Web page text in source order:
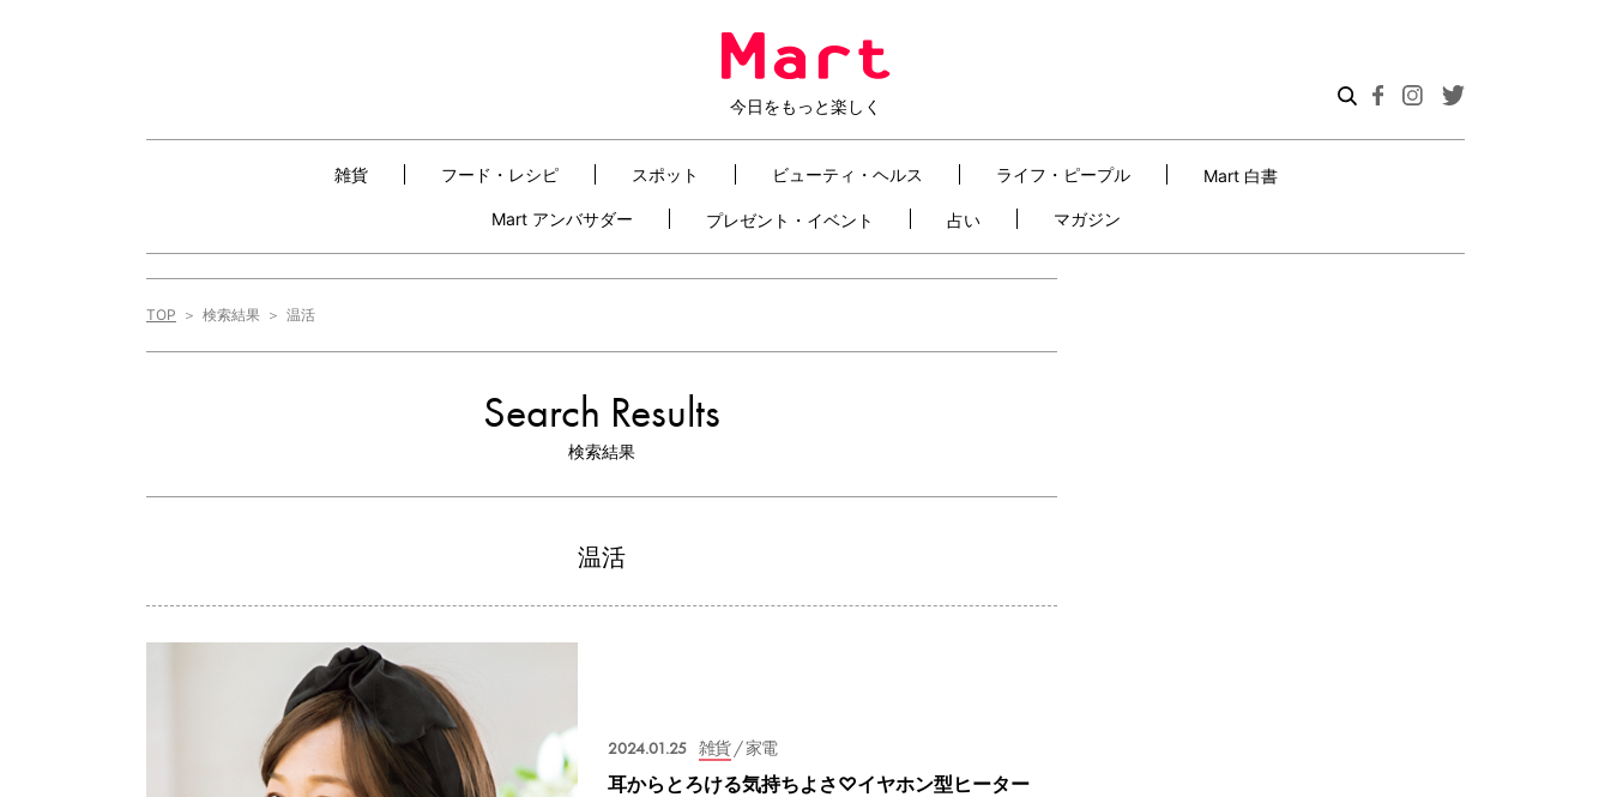
今日をもっと楽しく
雑貨 フード・レシピ スポット ビューティ・ヘルス ライフ・ピープル Mart 白書
Mart アンバサダー プレゼント・イベント 占い マガジン
TOP 検索結果 温活
Search Results
検索結果
温活
2024.01.25 雑貨/ 家電
耳からとろける気持ちよさ♡イヤホン型ヒーター